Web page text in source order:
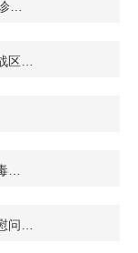
…
区…
…
问…